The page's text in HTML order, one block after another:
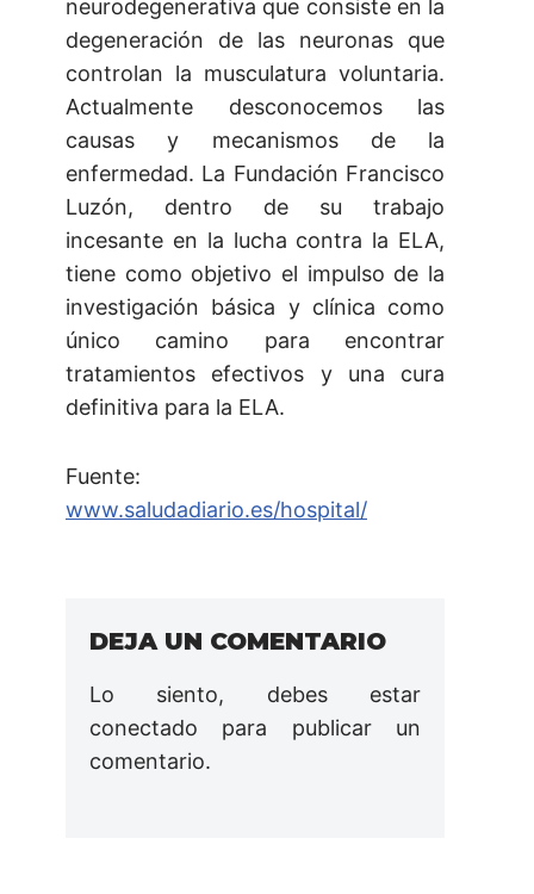
neurodegenerativa que consiste en la
degeneración de las neuronas que
controlan la musculatura voluntaria.
Actualmente desconocemos las
causas y mecanismos de la
enfermedad. La Fundación Francisco
Luzón, dentro de su trabajo
incesante en la lucha contra la ELA,
tiene como objetivo el impulso de la
investigación básica y clínica como
único camino para encontrar
tratamientos efectivos y una cura
definitiva para la ELA.
Fuente:
www.saludadiario.es/hospital/
DEJA UN COMENTARIO
Lo siento, debes estar
conectado para publicar un
comentario.